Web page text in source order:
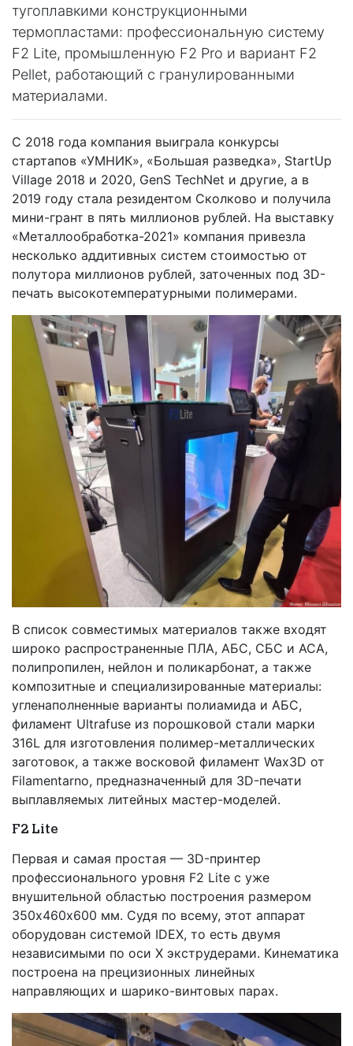
тугоплавкими конструкционными
термопластами: профессиональную систему
F2 Lite, промышленную F2 Pro и вариант F2
Pellet, работающий с гранулированными
материалами.
С 2018 года компания выиграла конкурсы
стартапов «УМНИК», «Большая разведка», StartUp
Village 2018 и 2020, GenS TechNet и другие, а в
2019 году стала резидентом Сколково и получила
мини-грант в пять миллионов рублей. На выставку
«Металлообработка-2021» компания привезла
несколько аддитивных систем стоимостью от
полутора миллионов рублей, заточенных под 3D-
печать высокотемпературными полимерами.
В список совместимых материалов также входят
широко распространенные ПЛА, АБС, СБС и АСА,
полипропилен, нейлон и поликарбонат, а также
композитные и специализированные материалы:
угленаполненные варианты полиамида и АБС,
филамент Ultrafuse из порошковой стали марки
316L для изготовления полимер-металлических
заготовок, а также восковой филамент Wax3D от
Filamentarno, предназначенный для 3D-печати
выплавляемых литейных мастер-моделей.
F2 Lite
Первая и самая простая — 3D-принтер
профессионального уровня F2 Lite с уже
внушительной областью построения размером
350х460х600 мм. Судя по всему, этот аппарат
оборудован системой IDEX, то есть двумя
независимыми по оси X экструдерами. Кинематика
построена на прецизионных линейных
направляющих и шарико-винтовых парах.